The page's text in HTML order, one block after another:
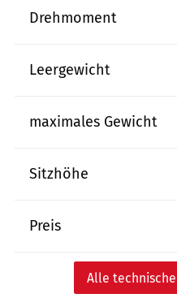
Drehmoment
Leergewicht
maximales Gewicht
Sitzhöhe
Preis
Alle